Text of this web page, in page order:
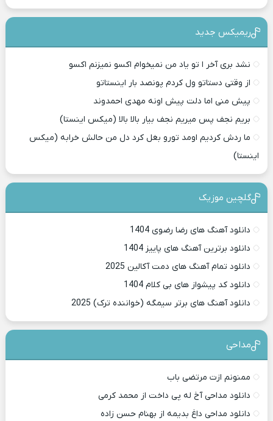
ریمیکس جدید
نشد بری آخر ا تو یاد من نمیخوام اکسو نمیزنم اکسو
از وقتی دستاتو ول کردم پونصد بار اینستاتو
پیش منی اما دلت پیش اونه مهدی احمدوند
بریم نجف پس میریم نجف بیار بالا بالا (میکس اینستا)
ما ردش کردیم اومد تورو بغل کرد دل من حالش خرابه (میکس
اینستا)
گلچین موزیک
دانلود آهنگ های رضا رضوی 1404
دانلود برترین آهنگ های پاییز 1404
دانلود تمام آهنگ های دمت آکالین 2025
دانلود کد پیشواز های بی کلام 1404
دانلود آهنگ های برتر سیمگه (خواننده ترک) 2025
مداحی
ممنونم ازت مرتضی باب
دانلود مداحی آخ له پی داخت از محمد کرمی
دانلود مداحی داغ بدیمه از بهنام حسن زاده